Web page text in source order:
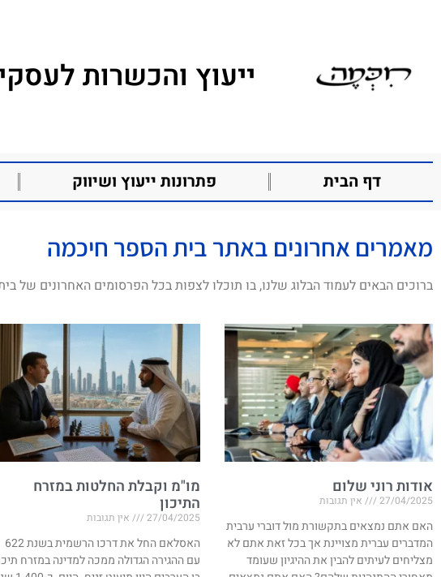
ייעוץ והכשרות
דף הבית פתרונות ייעוץ ושיווק
מאמרים אחרונים באתר בית הספר חיכמה
ברוכים הבאים לעמוד הבלוג שלנו, בו תוכלו לצפות בכל הפרסומים האחרונים של
אודות רוני שלום
27/04/2025 אין תגובות
האם אתם נמצאים בתקשורת מול דוברי ערבית
המדברים עברית מצויינת אך בכל זאת אתם לא
מצליחים לעיתים להבין את ההיגיון שעומד
מו"מ וקבלת החלטות במזרח
התיכון
27/04/2025 אין תגובות
האסלאם החל את דרכו הרשמית בשנת 622
עם ההגירה הגדולה ממכה למדינה במזרח